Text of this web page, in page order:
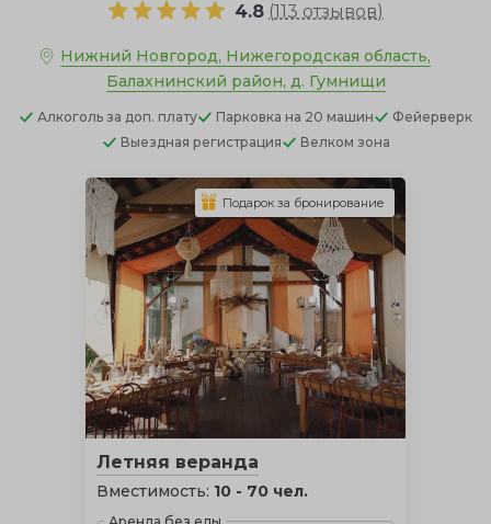
4.8 (113 отзывов)
Нижний Новгород, Нижегородская область,
Балахнинский район, д. Гумнищи
Алкоголь за доп. плату Парковка на 20 машин
Фейерверк
Выездная регистрация
Велком зона
Летняя веранда
Вместимость: 10 - 70 чел.
Подарок за бронирование